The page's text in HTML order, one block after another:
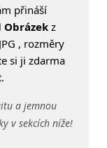
přináší
z
, rozměry
si ji zdarma
a jemnou
v sekcích níže!